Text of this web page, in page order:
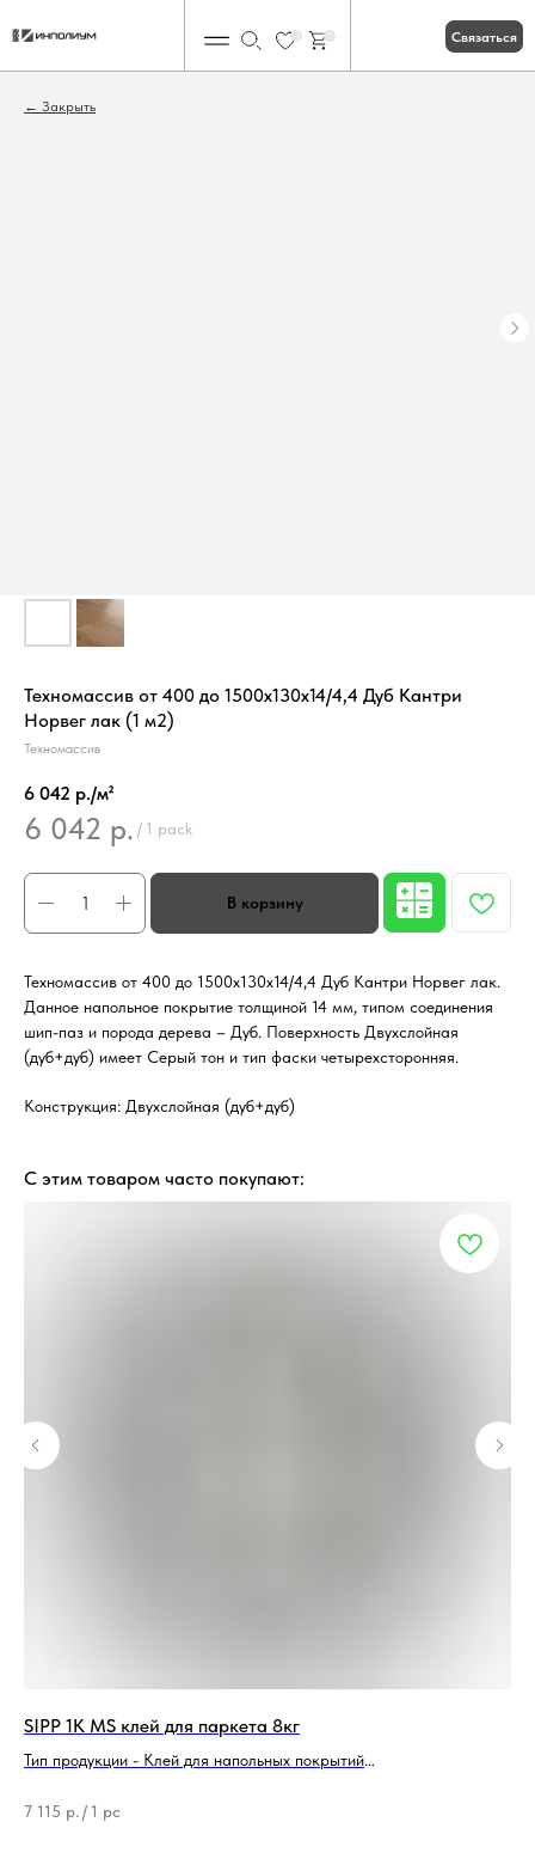
Связаться
Закрыть
Техномассив от 400 до 1500х130х14/4,4 Дуб Кантри
Норвег лак (1 м2)
Техномассив
6 042 р./м²
6 042 р. / 1 pack
Техномассив от 400 до 1500х130х14/4,4 Дуб Кантри Норвег лак.
Данное напольное покрытие толщиной 14 мм, типом соединения
шип-паз и порода дерева – Дуб. Поверхность Двухслойная
(дуб+дуб) имеет Серый тон и тип фаски четырехсторонняя.
Конструкция: Двухслойная (дуб+дуб)
С этим товаром часто покупают:
SIPP 1K MS клей для паркета 8кг
Тип продукции - Клей для напольных покрытий
Вид - Однокомпонентный
7 115 р. / 1 pc